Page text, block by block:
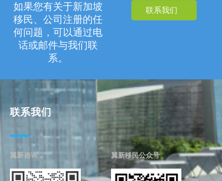
如果您有关于新加坡
移民、公司注册的任
何问题，可以通过电
话或邮件与我们联
系。
联系我们
联系我们
翼新咨询 翼新移民公众号